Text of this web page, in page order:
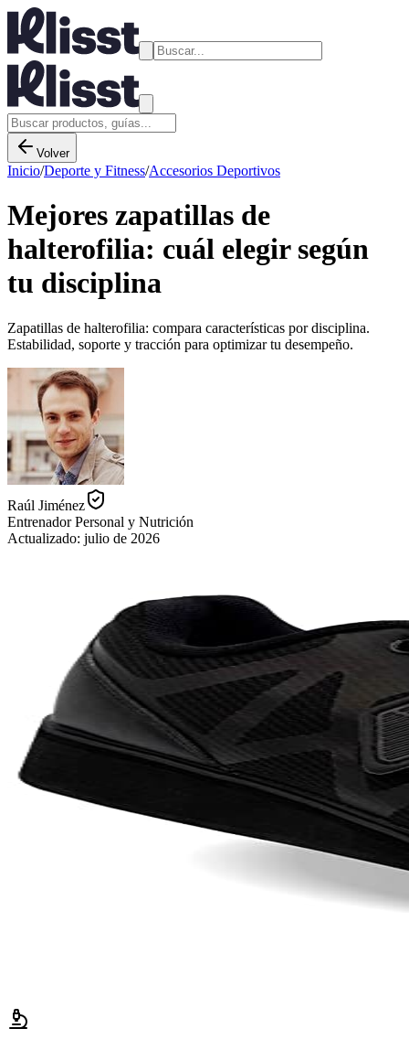
Volver
Inicio/Deporte y Fitness/Accesorios Deportivos
Mejores zapatillas de
halterofilia: cuál elegir según
tu disciplina
Zapatillas de halterofilia: compara características por disciplina.
Estabilidad, soporte y tracción para optimizar tu desempeño.
Raúl Jiménez
Entrenador Personal y Nutrición
Actualizado: julio de 2026